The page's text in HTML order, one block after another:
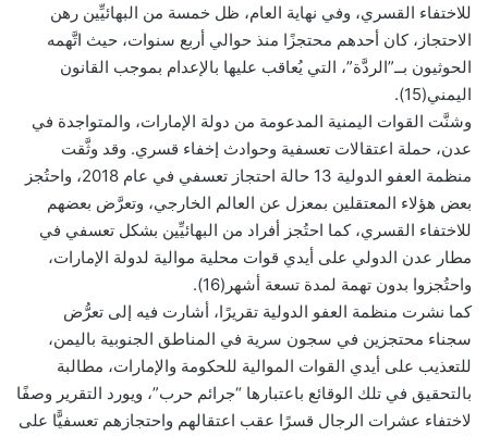
للاختفاء القسري، وفي نهاية العام، ظل خمسة من البهائيِّين رهن
الاحتجاز، كان أحدهم محتجزًا منذ حوالي أربع سنوات، حيث اتَّهمه
الحوثيون بــ”الردَّة”، التي يُعاقب عليها بالإعدام بموجب القانون
اليمني(15).
وشنَّت القوات اليمنية المدعومة من دولة الإمارات، والمتواجدة في
عدن، حملة اعتقالات تعسفية وحوادث إخفاء قسري. وقد وثَّقت
منظمة العفو الدولية 13 حالة احتجاز تعسفي في عام 2018، واحتُجز
بعض هؤلاء المعتقلين بمعزل عن العالم الخارجي، وتعرَّض بعضهم
للاختفاء القسري، كما احتُجز أفراد من البهائيِّين بشكل تعسفي في
مطار عدن الدولي على أيدي قوات محلية موالية لدولة الإمارات،
واحتُجزوا بدون تهمة لمدة تسعة أشهر(16).
كما نشرت منظمة العفو الدولية تقريرًا، أشارت فيه إلى تعرُّض
سجناء محتجزين في سجون سرية في المناطق الجنوبية باليمن،
للتعذيب على أيدي القوات الموالية للحكومة والإمارات، مطالبة
بالتحقيق في تلك الوقائع باعتبارها “جرائم حرب”، ويورد التقرير وصفًا
لاختفاء عشرات الرجال قسرًا عقب اعتقالهم واحتجازهم تعسفيًّا على